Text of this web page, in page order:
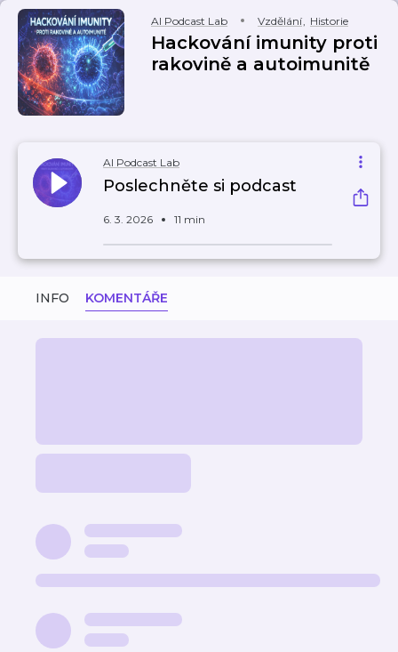
AI Podcast Lab Vzdělání, Historie
Hackování imunity proti
rakovině a autoimunitě
AI Podcast Lab
Poslechněte si podcast
6. 3. 2026 11 min
INFO KOMENTÁŘE